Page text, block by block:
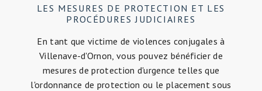
LES MESURES DE PROTECTION ET LES
PROCÉDURES JUDICIAIRES
En tant que victime de violences conjugales à
Villenave-d'Ornon, vous pouvez bénéficier de
mesures de protection d'urgence telles que
l'ordonnance de protection ou le placement sous